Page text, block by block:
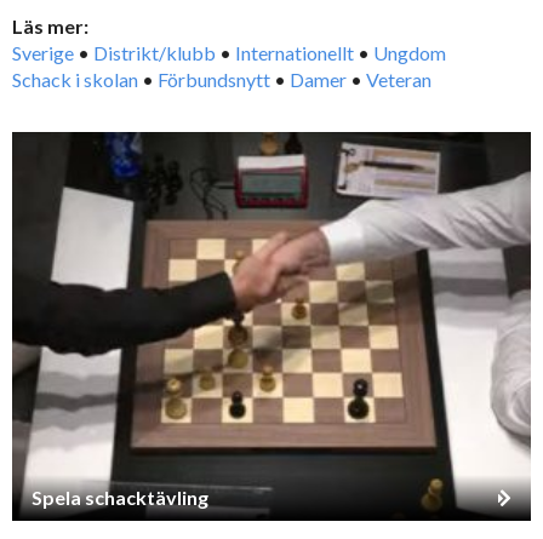
Läs mer:
Sverige • Distrikt/klubb • Internationellt • Ungdom
Schack i skolan • Förbundsnytt • Damer • Veteran
Spela schacktävling